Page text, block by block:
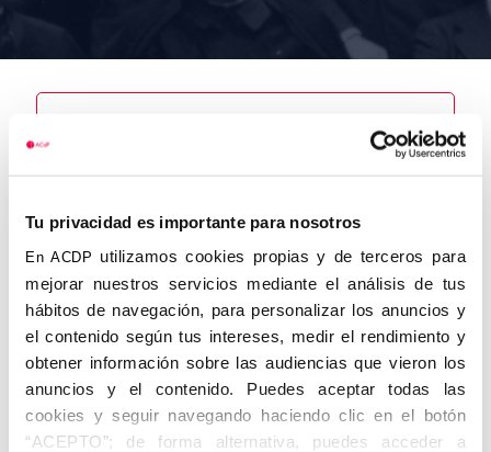
Tu privacidad es importante para nosotros
En ACDP utilizamos cookies propias y de terceros para
mejorar nuestros servicios mediante el análisis de tus
hábitos de navegación, para personalizar los anuncios y
el contenido según tus intereses, medir el rendimiento y
obtener información sobre las audiencias que vieron los
anuncios y el contenido. Puedes aceptar todas las
cookies y seguir navegando haciendo clic en el botón
“ACEPTO”; de forma alternativa, puedes acceder a
Nombre
Jiménez,
Carmelo de
Autor
Centro de
adscripción
Fecha de
nacimiento
01/06/1914
Fecha de
defunción
11/02/2014